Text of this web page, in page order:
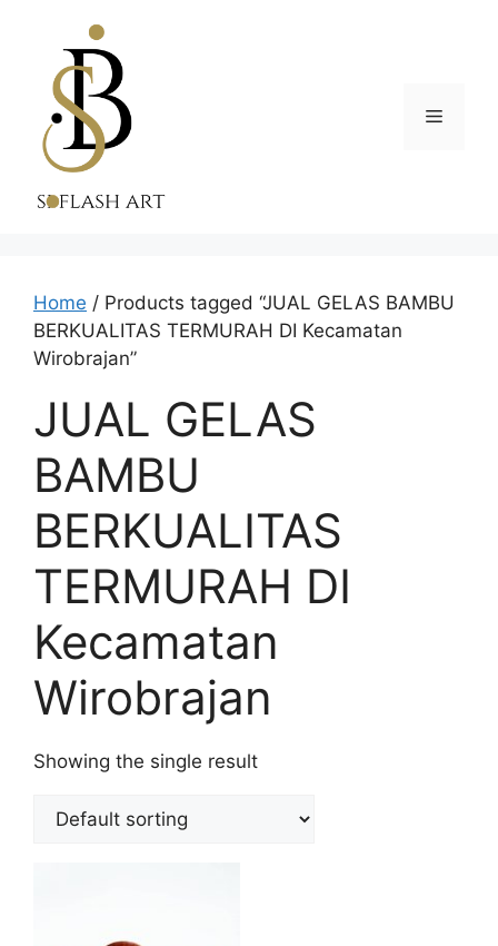
content
Menu
Home / Products tagged “JUAL GELAS BAMBU
BERKUALITAS TERMURAH DI Kecamatan
Wirobrajan”
JUAL GELAS
BAMBU
BERKUALITAS
TERMURAH DI
Kecamatan
Wirobrajan
Showing the single result